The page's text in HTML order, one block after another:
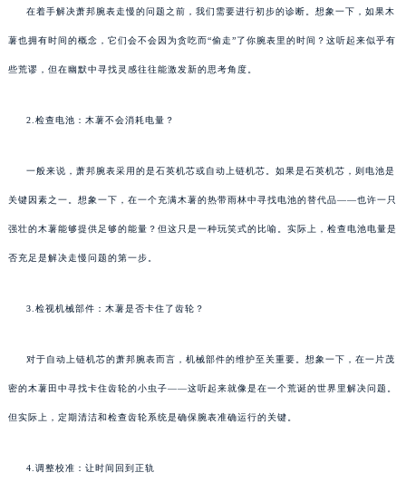
在着手解决萧邦腕表走慢的问题之前，我们需要进行初步的诊断。想象一下，如果木
薯也拥有时间的概念，它们会不会因为贪吃而“偷走”了你腕表里的时间？这听起来似乎有
些荒谬，但在幽默中寻找灵感往往能激发新的思考角度。
2.检查电池：木薯不会消耗电量？
一般来说，萧邦腕表采用的是石英机芯或自动上链机芯。如果是石英机芯，则电池是
关键因素之一。想象一下，在一个充满木薯的热带雨林中寻找电池的替代品——也许一只
强壮的木薯能够提供足够的能量？但这只是一种玩笑式的比喻。实际上，检查电池电量是
否充足是解决走慢问题的第一步。
3.检视机械部件：木薯是否卡住了齿轮？
对于自动上链机芯的萧邦腕表而言，机械部件的维护至关重要。想象一下，在一片茂
密的木薯田中寻找卡住齿轮的小虫子——这听起来就像是在一个荒诞的世界里解决问题。
但实际上，定期清洁和检查齿轮系统是确保腕表准确运行的关键。
4.调整校准：让时间回到正轨